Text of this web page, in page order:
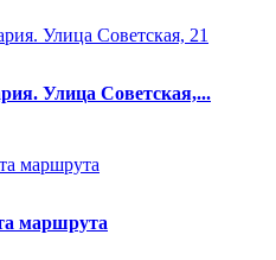
Улица Советская,...
маршрута